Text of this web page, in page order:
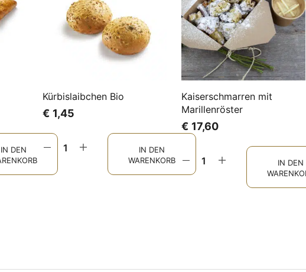
IN DEN
Kürbislaibchen Bio
€ 1,45
IN DEN
WARENKORB
Kaiserschmarren mit
Marillenröster
€ 17,60
IN DEN